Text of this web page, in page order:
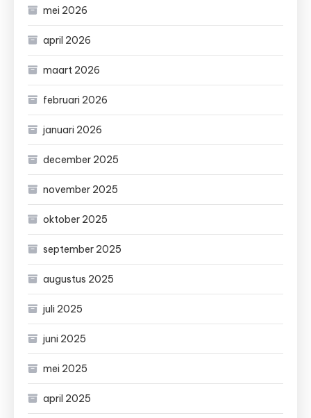
mei 2026
april 2026
maart 2026
februari 2026
januari 2026
december 2025
november 2025
oktober 2025
september 2025
augustus 2025
juli 2025
juni 2025
mei 2025
april 2025